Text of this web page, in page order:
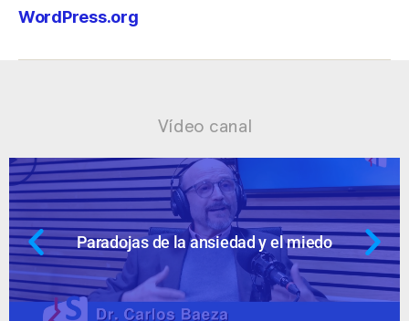
WordPress.org
Vídeo canal
miedo Ansiedad: supuestos